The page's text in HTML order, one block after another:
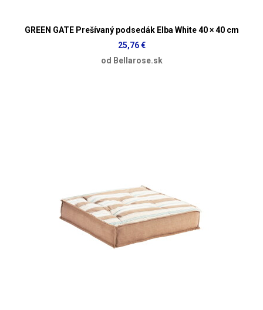
GREEN GATE Prešívaný podsedák Elba White 40 × 40 cm
25,76 €
od Bellarose.sk